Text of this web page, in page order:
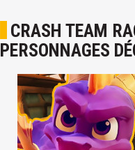
CRASH TEAM
PERSONNAGES